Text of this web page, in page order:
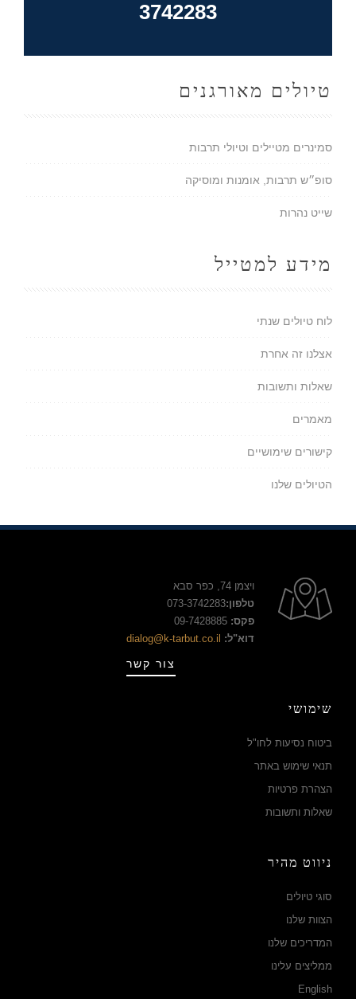
3742283
טיולים מאורגנים
סמינרים מטיילים וטיולי תרבות
סופ״ש תרבות, אומנות ומוסיקה
שייט נהרות
מידע למטייל
לוח טיולים שנתי
אצלנו זה אחרת
שאלות ותשובות
מאמרים
קישורים שימושיים
הטיולים שלנו
ויצמן 74, כפר סבא
טלפון:073-3742283
פקס:
דוא"ל: dialog@k-tarbut.co.il
צור קשר
שימושי
ביטוח נסיעות לחו"ל
תנאי שימוש באתר
הצהרת פרטיות
שאלות ותשובות
ניווט מהיר
סוגי טיולים
הצוות שלנו
המדריכים שלנו
ממליצים עלינו
English